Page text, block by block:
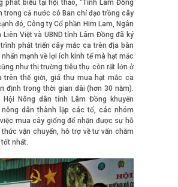
phát biểu tại hội thảo, “Tỉnh Lâm Đồng
trong cả nước có Ban chỉ đạo trồng cây
đó, Công ty Cổ phần Him Lam, Ngân
Liên Việt và UBND tỉnh Lâm Đồng đã ký
phát triển cây mắc ca trên địa bàn
nhấn mạnh về lợi ích kinh tế mà hạt mắc
như thị trường tiêu thụ còn rất lớn ở
trên thế giới, giá thu mua hạt mắc ca
định trong thời gian dài (hơn 30 năm).
Hội Nông dân tỉnh Lâm Đồng khuyến
dân thành lập các tổ, các nhóm
mua cây giống để nhận được sự hỗ
vận chuyển, hỗ trợ về tư vấn chăm
nhất.